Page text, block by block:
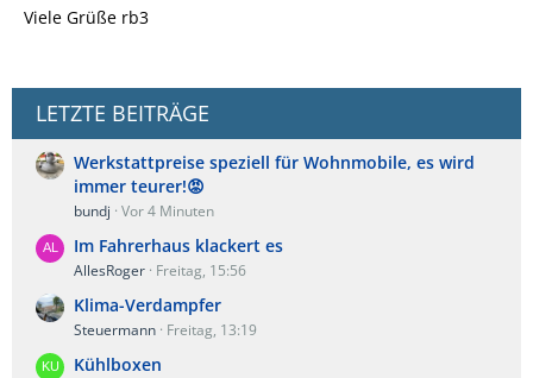
Viele Grüße rb3
LETZTE BEITRÄGE
Werkstattpreise speziell für Wohnmobile, es wird
immer teurer!😡
bundj Vor 4 Minuten
Im Fahrerhaus klackert es
AllesRoger Freitag, 15:56
Klima-Verdampfer
Steuermann Freitag, 13:19
Kühlboxen